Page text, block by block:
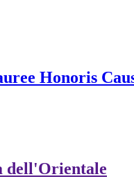
Honoris
dell'Orientale